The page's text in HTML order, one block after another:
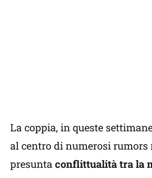
La coppia, in queste
al centro di numerosi rumors
presunta conflittualità tra la